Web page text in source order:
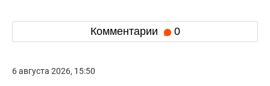
Комментарии 0
6 августа 2026, 15:50